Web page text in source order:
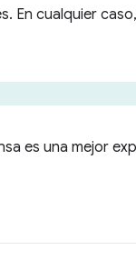
En cualquier
es una mejor